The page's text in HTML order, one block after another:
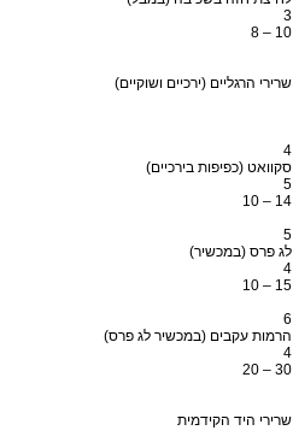
3
10 – 8
שרירי הרגליים (ירכיים ושוקיים)
4
סקוואט (כפיפות בירכיים)
5
14 – 10
5
לג פרס (במכשיר)
4
15 – 10
6
הרמות עקבים (במכשיר לג פרס)
4
30 – 20
שרירי היד הקידמית